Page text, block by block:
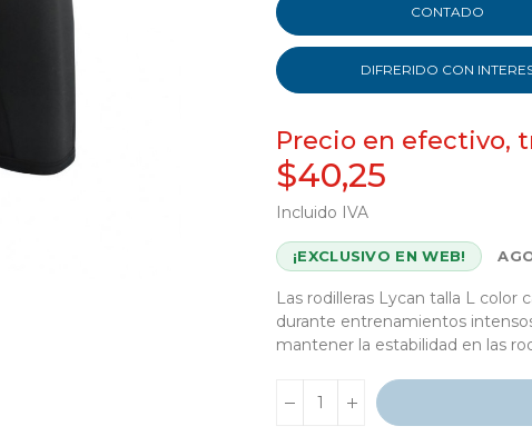
CONTADO
DIFRERIDO CON
Precio en efectivo,
$40,25
Incluido IVA
¡EXCLUSIVO EN WEB!
Las rodilleras Lycan talla L
durante entrenamientos
mantener la estabilidad en las